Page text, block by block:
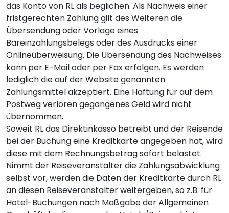
das Konto von RL als beglichen. Als Nachweis einer
fristgerechten Zahlung gilt des Weiteren die
Übersendung oder Vorlage eines
Bareinzahlungsbelegs oder des Ausdrucks einer
Onlineüberweisung. Die Übersendung des Nachweises
kann per E-Mail oder per Fax erfolgen. Es werden
lediglich die auf der Website genannten
Zahlungsmittel akzeptiert. Eine Haftung für auf dem
Postweg verloren gegangenes Geld wird nicht
übernommen.
Soweit RL das Direktinkasso betreibt und der Reisende
bei der Buchung eine Kreditkarte angegeben hat, wird
diese mit dem Rechnungsbetrag sofort belastet.
Nimmt der Reiseveranstalter die Zahlungsabwicklung
selbst vor, werden die Daten der Kreditkarte durch RL
an diesen Reiseveranstalter weitergeben, so z.B. für
Hotel-Buchungen nach Maßgabe der Allgemeinen